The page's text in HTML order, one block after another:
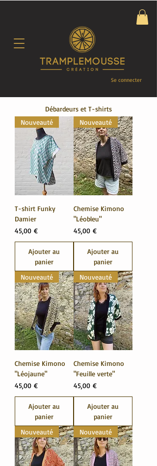
Se connecter
Débardeurs et T-shirts
Nouveauté
T-shirt Funky
Damier
Prix
45,00 €
Ajouter au
panier
Nouveauté
Chemise Kimono
"Léobleu"
Prix
45,00 €
Ajouter au
panier
Nouveauté
Chemise Kimono
"Léojaune"
Prix
45,00 €
Ajouter au
panier
Nouveauté
Chemise Kimono
"Feuille verte"
Prix
45,00 €
Ajouter au
panier
Nouveauté
Nouveauté